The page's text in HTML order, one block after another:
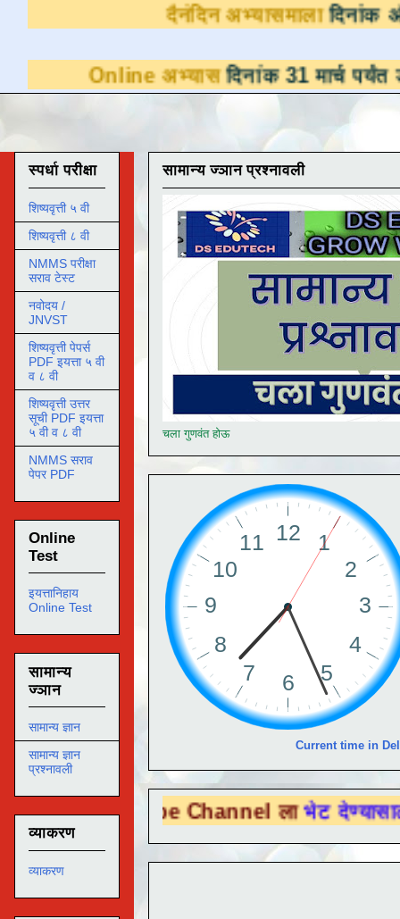
दैनंदिन
अभ्यासदिनांक 31 मार्च पर्यंत
सामान्य ज्ञान प्रश्नावली
चला गुणवंत होऊ
Current time in
Tube Channel लाभेट देण्यासाठी येथे
स्पर्धा परीक्षा
शिष्यवृत्ती ५ वी
शिष्यवृत्ती ८ वी
NMMS परीक्षा
सराव टेस्ट
नवोदय /
JNVST
शिष्यवृत्ती पेपर्स
PDF इयत्ता ५ वी
व ८ वी
शिष्यवृत्ती उत्तर
सूची PDF इयत्ता
५ वी व ८ वी
NMMS सराव
पेपर PDF
Online
Test
इयत्तानिहाय
Online Test
सामान्य
ज्ञान
सामान्य ज्ञान
सामान्य ज्ञान
प्रश्नावली
व्याकरण
व्याकरण